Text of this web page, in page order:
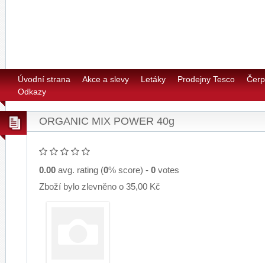
Úvodní strana Akce a slevy Letáky Prodejny Tesco
Odkazy
ORGANIC MIX POWER 40g
0.00 avg. rating (0% score) - 0 votes
Zboží bylo zlevněno o 35,00 Kč